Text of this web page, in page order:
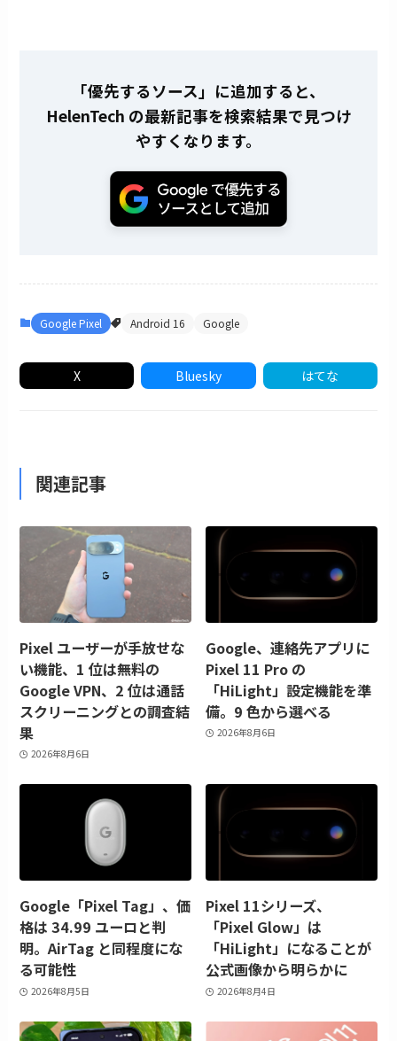
「優先するソース」に追加すると、
HelenTech の最新記事を検索結果で見つけ
やすくなります。
Google Pixel Android 16 Google
X Bluesky はてな
関連記事
Pixel ユーザーが手放せな
い機能、1 位は無料の
Google VPN、2 位は通話
スクリーニングとの調査結
果
2026年8月6日
Google、連絡先アプリに
Pixel 11 Pro の
「HiLight」設定機能を準
備。9 色から選べる
2026年8月6日
Google「Pixel Tag」、価
格は 34.99 ユーロと判
明。AirTag と同程度にな
る可能性
2026年8月5日
Pixel 11シリーズ、
「Pixel Glow」は
「HiLight」になることが
公式画像から明らかに
2026年8月4日